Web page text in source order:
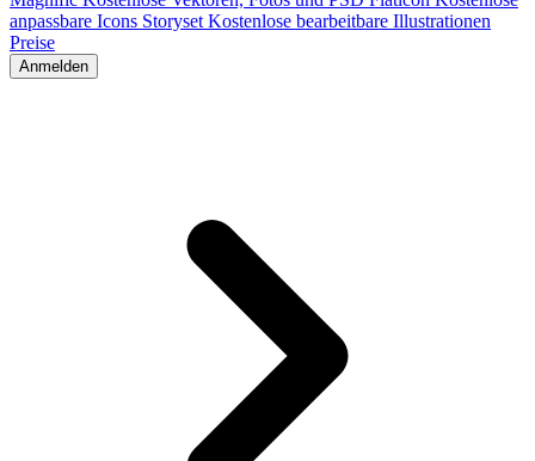
anpassbare Icons Storyset Kostenlose bearbeitbare Illustrationen
Preise
Anmelden